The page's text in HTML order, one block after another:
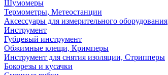
Шумомеры
Термометры, Метеостанции
Аксессуары для измерительного оборудования
Инструмент
Губцевый инструмент
Обжимные клещи, Кримперы
Инструмент для снятия изоляции, Стрипперы
Бокорезы и кусачки